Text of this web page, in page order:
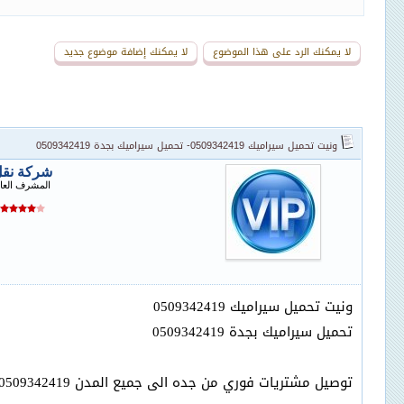
لا يمكنك الرد على هذا الموضوع لا يمكنك إضافة موضوع جديد
ونيت تحميل سيراميك 0509342419- تحميل سيراميك بجدة 0509342419
شركة
المشرف
ونيت تحميل سيراميك 0509342419
تحميل سيراميك بجدة 0509342419
توصيل مشتريات فوري من جده الى جميع المدن 0509342419